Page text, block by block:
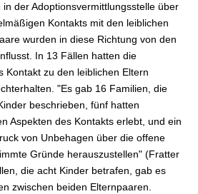
der Adoptionsvermittlungsstelle über
Kontakts mit den leiblichen
wurden in diese Richtung von den
In 13 Fällen hatten die
Kontakt zu den leiblichen Eltern
"Es gab 16 Familien, die
beschrieben, fünf hatten
Aspekten des Kontakts erlebt, und ein
von Unbehagen über die offene
Gründe herauszustellen" (Fratter
die acht Kinder betrafen, gab es
zwischen beiden Elternpaaren.